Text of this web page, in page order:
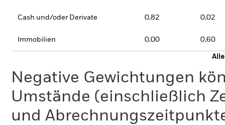
Cash und/oder Derivate 0,82 0,02
Immobilien 0,00 0,60
Negative Gewichtungen
Umstände (einschließlich
und